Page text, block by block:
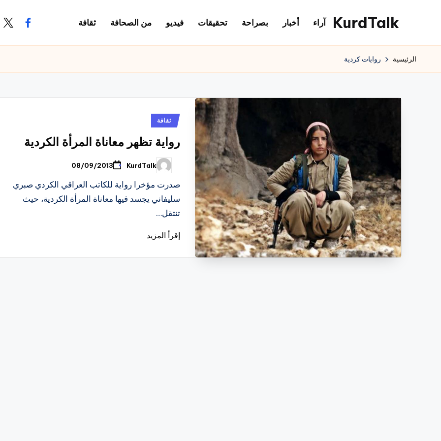
المحتوى
KurdTalk
اخبار
آراء أخبار بصراحة تحقيقات فيديو من الصحافة ثقافة
الرئيسية روايات كردية
نُشرثقافة
رواية تظهر معاناة المرأة الكردية
تمّ
النشر
بواسطة
KurdTalk
08/09/2013
صدرت مؤخرا رواية للكاتب العراقي الكردي صبري
سليفاني يجسد فيها معاناة المرأة الكردية، حيث
تنتقل…
إقرأ المزيد